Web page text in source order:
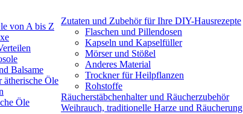
von A bis Z
Balsame
ätherische Öle
Öle
Zutaten und Zubehör für Ihre DIY-Hausrezepte
Flaschen und Pillendosen
Kapseln und Kapselfüller
Mörser und Stößel
Anderes Material
Trockner für Heilpflanzen
Rohstoffe
Räucherstäbchenhalter und Räucherzubehör
Weihrauch, traditionelle Harze und Räucherung